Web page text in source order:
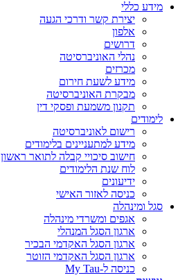
מידע כללי
יצירת קשר ודרכי הגעה
אלפון
דרושים
נהלי האוניברסיטה
מכרזים
מידע לשעת חירום
מבקרת האוניברסיטה
תקנון משמעת ופסקי דין
לימודים
רישום לאוניברסיטה
מידע למתעניינים בלימודים
חישוב סיכויי קבלה לתואר ראשון
לוח שנת הלימודים
ידיעונים
כניסה לאזור האישי
סגל ומינהלה
אגפים ומשרדי מינהלה
ארגון הסגל המנהלי
ארגון הסגל האקדמי הבכיר
ארגון הסגל האקדמי הזוטר
כניסה ל-My Tau